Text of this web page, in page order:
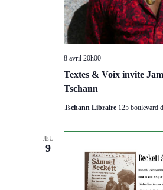
Textes & Voix invite
Tschann
8 avril 20h00
Tschann Libraire 125 boulevard
JEU
9